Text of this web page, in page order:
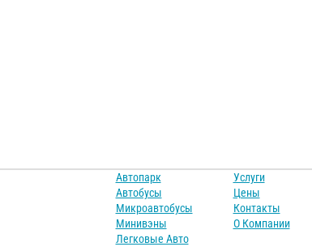
Автопарк
Автобусы
Микроавтобусы
Минивэны
Легковые Авто
Услуги
Цены
Контакты
О Компании